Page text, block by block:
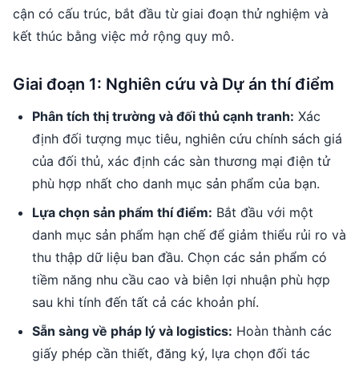
cận có cấu trúc, bắt đầu từ giai đoạn thử nghiệm và
kết thúc bằng việc mở rộng quy mô.
Giai đoạn 1: Nghiên cứu và Dự án thí điểm
Phân tích thị trường và đối thủ cạnh tranh: Xác
định đối tượng mục tiêu, nghiên cứu chính sách giá
của đối thủ, xác định các sàn thương mại điện tử
phù hợp nhất cho danh mục sản phẩm của bạn.
Lựa chọn sản phẩm thí điểm: Bắt đầu với một
danh mục sản phẩm hạn chế để giảm thiểu rủi ro và
thu thập dữ liệu ban đầu. Chọn các sản phẩm có
tiềm năng nhu cầu cao và biên lợi nhuận phù hợp
sau khi tính đến tất cả các khoản phí.
Sẵn sàng về pháp lý và logistics: Hoàn thành các
giấy phép cần thiết, đăng ký, lựa chọn đối tác